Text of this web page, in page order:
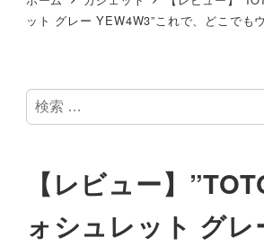
ット グレー YEW4W3”これで、どこでも
検
索
【レビュー】
ォシュレット グレ